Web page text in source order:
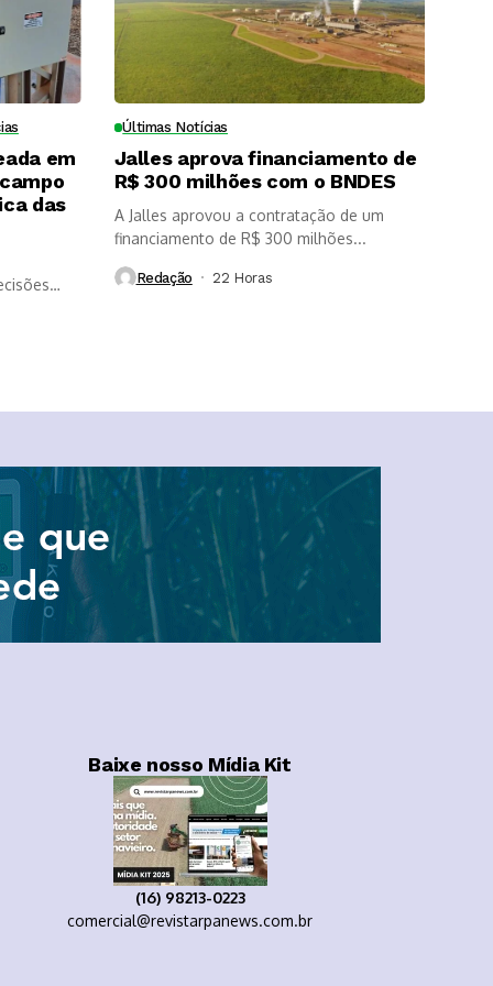
dade das
soqueira
s?
em
das
Últimas Notícias
Jalles aprova financiamento de
R$ 300 milhões com o BNDES
A Jalles aprovou a contratação de um
financiamento de R$ 300 milhões...
Redação 22 Horas ⁮
Baixe nosso Mídia Kit
(16) 98213-0223
comercial@revistarpanews.com.br